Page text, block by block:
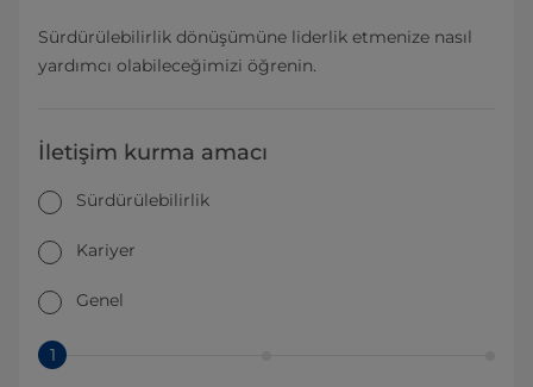
Sürdürülebilirlik dönüşümüne liderlik etmenize nasıl
yardımcı olabileceğimizi öğrenin.
İletişim kurma amacı
Sürdürülebilirlik
Kariyer
Genel
1